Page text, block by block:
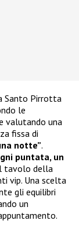
Santo Pirrotta
le
valutando una
fissa di
notte”.
puntata, un
tavolo della
vip. Una scelta
gli equilibri
un